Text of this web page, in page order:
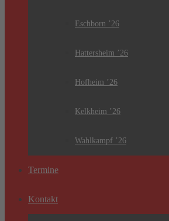
Eschborn ’26
Hattersheim ’26
Hofheim ’26
Kelkheim ’26
Wahlkampf ’26
Termine
Kontakt